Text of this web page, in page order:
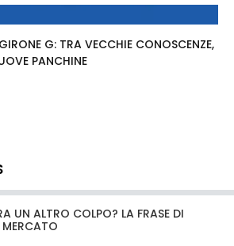
G: TRA VECCHIE CONOSCENZE,
PANCHINE
UN ALTRO COLPO? LA FRASE DI
MERCATO